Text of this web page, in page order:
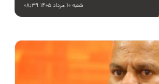
شنبه 10 مرداد 1405 08:39